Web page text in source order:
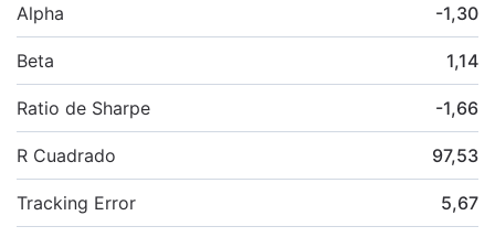
Alpha -1,30
Beta 1,14
Ratio de Sharpe -1,66
R Cuadrado 97,53
Tracking Error 5,67